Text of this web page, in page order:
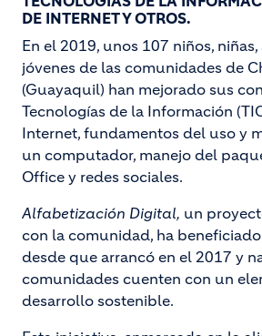
DE INTERNET Y OTROS.
En el 2019, unos 107 niños,
jóvenes de las comunidades de
(Guayaquil) han mejorado sus
Tecnologías de la Información
Internet, fundamentos del uso y
un computador, manejo del
Office y redes sociales.
Alfabetización Digital, un
con la comunidad, ha
desde que arrancó en el 2017 y
comunidades cuenten con un
desarrollo sostenible.